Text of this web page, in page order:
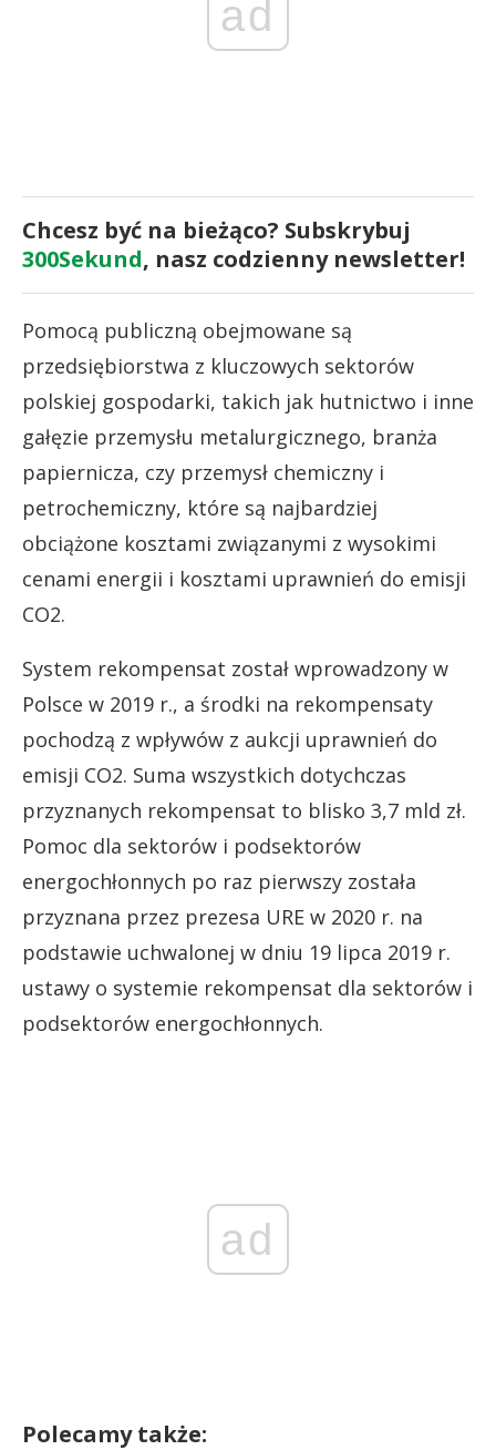
ad
Chcesz być na bieżąco? Subskrybuj
300Sekund, nasz codzienny newsletter!
Pomocą publiczną obejmowane są
przedsiębiorstwa z kluczowych sektorów
polskiej gospodarki, takich jak hutnictwo i inne
gałęzie przemysłu metalurgicznego, branża
papiernicza, czy przemysł chemiczny i
petrochemiczny, które są najbardziej
obciążone kosztami związanymi z wysokimi
cenami energii i kosztami uprawnień do emisji
CO2.
System rekompensat został wprowadzony w
Polsce w 2019 r., a środki na rekompensaty
pochodzą z wpływów z aukcji uprawnień do
emisji CO2. Suma wszystkich dotychczas
przyznanych rekompensat to blisko 3,7 mld zł.
Pomoc dla sektorów i podsektorów
energochłonnych po raz pierwszy została
przyznana przez prezesa URE w 2020 r. na
podstawie uchwalonej w dniu 19 lipca 2019 r.
ustawy o systemie rekompensat dla sektorów i
podsektorów energochłonnych.
ad
Polecamy także: